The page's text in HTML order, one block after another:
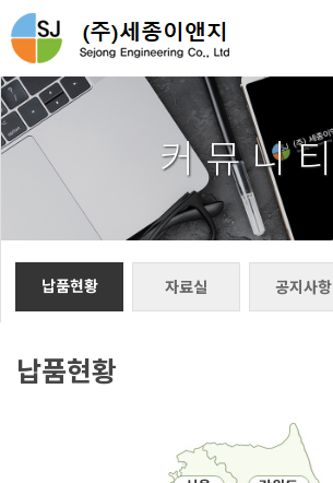
커 뮤 니 티
납품현황 자료실 공지사항
납품현황